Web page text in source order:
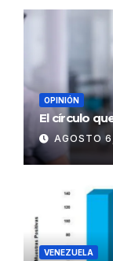
OPINIÓN
El círculo
AGOSTO
VENEZUELA